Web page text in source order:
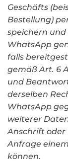
Geschäfts
Bestellung)
speichern
WhatsApp
falls
gemäß Art. 6
und
derselben
WhatsApp
weiterer
Anschrift oder
Anfrage
können.